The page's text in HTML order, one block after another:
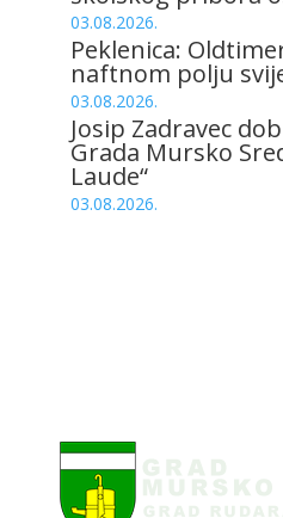
03.08.2026.
Peklenica:
naftnom polju
03.08.2026.
Josip Zadravec
Grada Mursko
Laude“
03.08.2026.